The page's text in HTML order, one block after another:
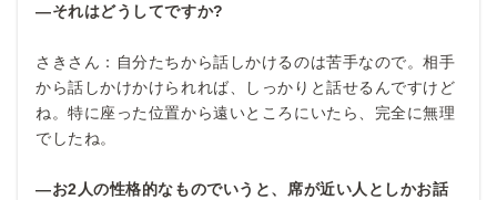
―それはどうしてですか?
さきさん：自分たちから話しかけるのは苦手なので。相手
から話しかけかけられれば、しっかりと話せるんですけど
ね。特に座った位置から遠いところにいたら、完全に無理
でしたね。
―お2 人の性格的なものでいうと、席が近い人としかお話